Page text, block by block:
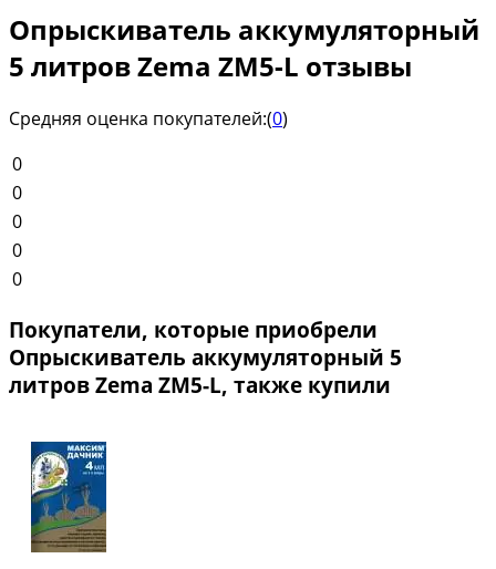
Опрыскиватель аккумуляторный
5 литров Zema ZM5-L отзывы
Средняя оценка покупателей:(0)
0
0
0
0
0
Покупатели, которые приобрели
Опрыскиватель аккумуляторный 5
литров Zema ZM5-L, также купили